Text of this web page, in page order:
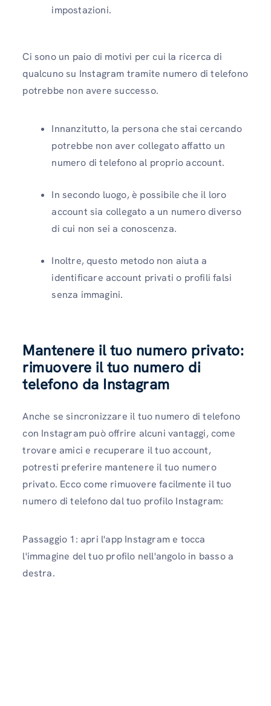
impostazioni.
Ci sono un paio di motivi per cui la ricerca di
qualcuno su Instagram tramite numero di telefono
potrebbe non avere successo.
Innanzitutto, la persona che stai cercando
potrebbe non aver collegato affatto un
numero di telefono al proprio account.
In secondo luogo, è possibile che il loro
account sia collegato a un numero diverso
di cui non sei a conoscenza.
Inoltre, questo metodo non aiuta a
identificare account privati ​​o profili falsi
senza immagini.
Mantenere il tuo numero privato:
rimuovere il tuo numero di
telefono da Instagram
Anche se sincronizzare il tuo numero di telefono
con Instagram può offrire alcuni vantaggi, come
trovare amici e recuperare il tuo account,
potresti preferire mantenere il tuo numero
privato. Ecco come rimuovere facilmente il tuo
numero di telefono dal tuo profilo Instagram:
Passaggio 1: apri l'app Instagram e tocca
l'immagine del tuo profilo nell'angolo in basso a
destra.